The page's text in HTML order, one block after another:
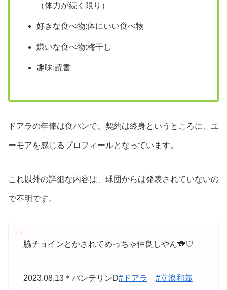
（体力が続く限り）
好きな食べ物:体にいい食べ物
嫌いな食べ物:梅干し
趣味:読書
ドアラの年俸は食パンで、契約は終身というところに、ユ
ーモアを感じるプロフィールとなっています。
これ以外の詳細な内容は、球団からは発表されていないの
で不明です。
脇チョインとかされてめっちゃ仲良しやん🐨♡
2023.08.13＊バンテリンD#ドアラ #立浪和義